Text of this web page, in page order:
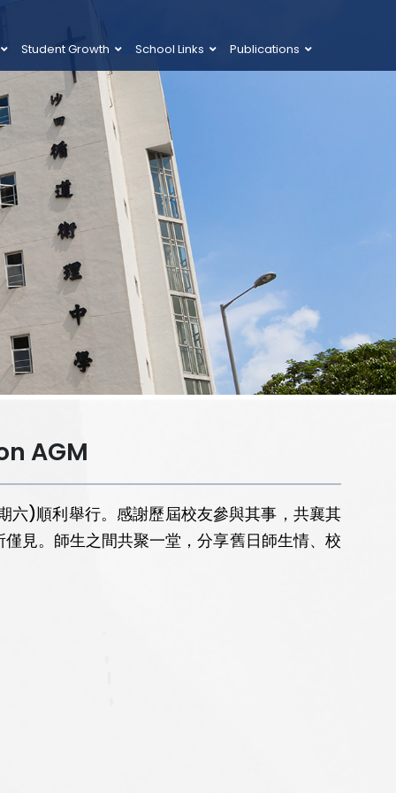
Student Growth School Links Publications
AGM
六)順利舉行。感謝歷屆校友參與其事，共襄其
見。師生之間共聚一堂，分享舊日師生情、校